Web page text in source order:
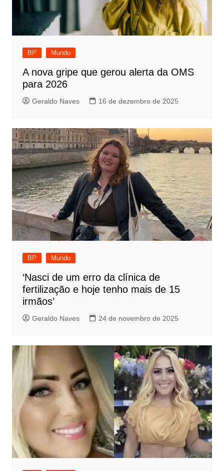
BP Mundo
A nova gripe que gerou alerta da OMS
para 2026
Geraldo Naves 16 de dezembro de 2025
BP Mundo
‘Nasci de um erro da clínica de
fertilização e hoje tenho mais de 15
irmãos’
Geraldo Naves 24 de novembro de 2025